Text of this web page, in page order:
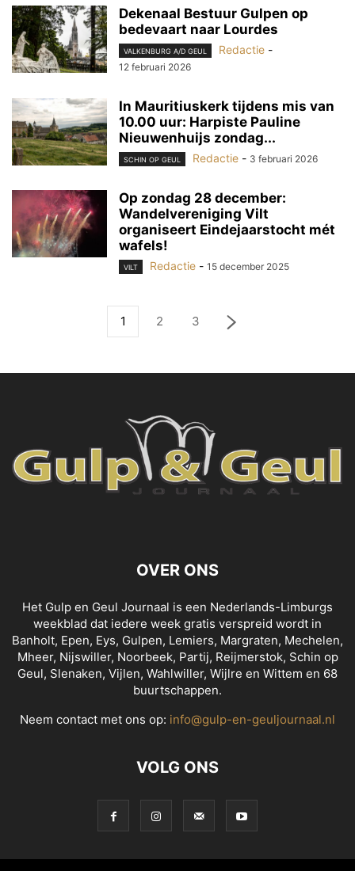
Dekenaal Bestuur Gulpen op
bedevaart naar Lourdes
VALKENBURG A/D GEUL Redactie -
12 februari 2026
In Mauritiuskerk tijdens mis van
10.00 uur: Harpiste Pauline
Nieuwenhuijs zondag...
SCHIN OP GEUL Redactie - 3 februari 2026
Op zondag 28 december:
Wandelvereniging Vilt
organiseert Eindejaarstocht mét
wafels!
VILT Redactie - 15 december 2025
1 2 3
OVER ONS
Het Gulp en Geul Journaal is een Nederlands-Limburgs
weekblad dat iedere week gratis verspreid wordt in
Banholt, Epen, Eys, Gulpen, Lemiers, Margraten, Mechelen,
Mheer, Nijswiller, Noorbeek, Partij, Reijmerstok, Schin op
Geul, Slenaken, Vijlen, Wahlwiller, Wijlre en Wittem en 68
buurtschappen.
Neem contact met ons op: info@gulp-en-geuljournaal.nl
VOLG ONS